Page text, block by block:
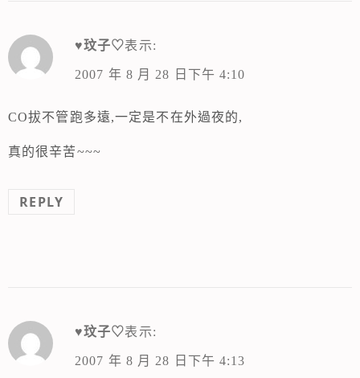
♥玟子♡表示:
2007 年 8 月 28 日下午 4:10
CO拔不管跑多遠,一定是不在外過夜的,
真的很辛苦~~~
REPLY
♥玟子♡表示:
2007 年 8 月 28 日下午 4:13